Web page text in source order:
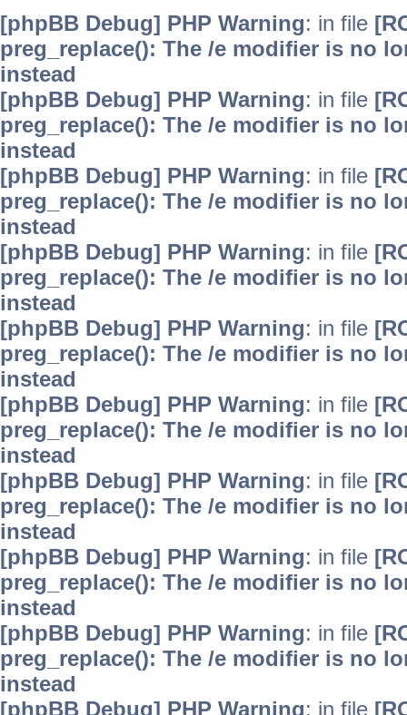
[phpBB Debug] PHP Warning: in file
preg_replace(): The /e modifier is no
instead
[phpBB Debug] PHP Warning: in file
preg_replace(): The /e modifier is no
instead
[phpBB Debug] PHP Warning: in file
preg_replace(): The /e modifier is no
instead
[phpBB Debug] PHP Warning: in file
preg_replace(): The /e modifier is no
instead
[phpBB Debug] PHP Warning: in file
preg_replace(): The /e modifier is no
instead
[phpBB Debug] PHP Warning: in file
preg_replace(): The /e modifier is no
instead
[phpBB Debug] PHP Warning: in file
preg_replace(): The /e modifier is no
instead
[phpBB Debug] PHP Warning: in file
preg_replace(): The /e modifier is no
instead
[phpBB Debug] PHP Warning: in file
preg_replace(): The /e modifier is no
instead
[phpBB Debug] PHP Warning: in file